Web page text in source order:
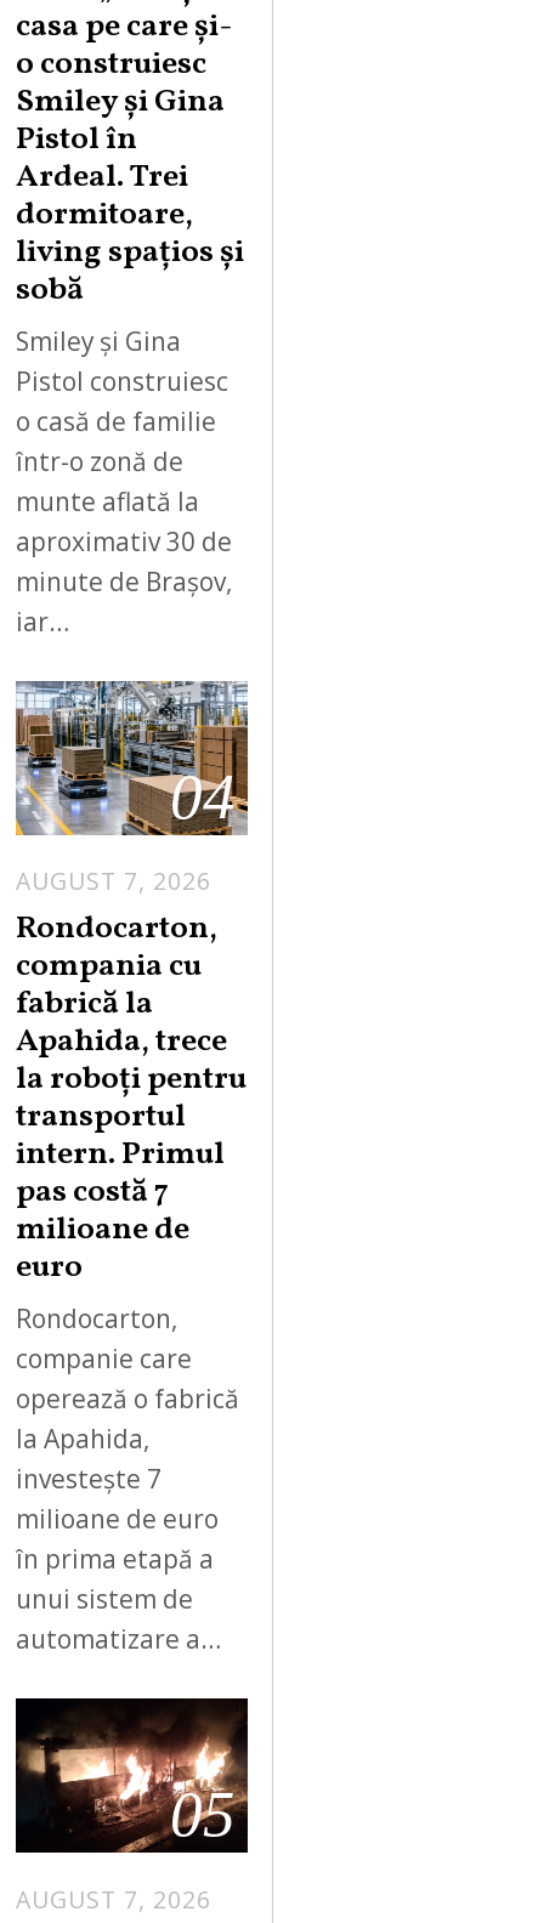
casa pe care şi-
o construiesc
Smiley şi Gina
Pistol în
Ardeal. Trei
dormitoare,
living spațios și
sobă
Smiley și Gina
Pistol construiesc
o casă de familie
într-o zonă de
munte aflată la
aproximativ 30 de
minute de Brașov,
iar…
04
AUGUST 7, 2026
G
T
7
2
Rondocarton,
compania cu
fabrică la
Apahida, trece
la roboți pentru
transportul
intern. Primul
pas costă 7
milioane de
euro
Rondocarton,
companie care
operează o fabrică
la Apahida,
investește 7
milioane de euro
în prima etapă a
unui sistem de
automatizare a…
05
AUGUST 7, 2026